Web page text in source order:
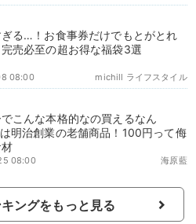
る…！お食事券だけでもとがとれ
売必至の超お得な福袋3選
michill ライフスタイル
08:00
こんな本格的なの買えるなん
明治創業の老舗商品！100円って侮
海原藍
08:00
ングをもっと見る